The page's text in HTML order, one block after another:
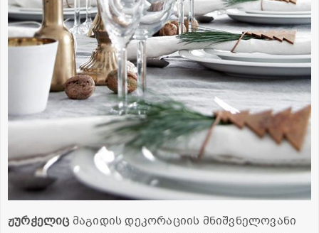
ჟურჭელიცმაგიდის დეკორაციის მნიშვნელოვანი